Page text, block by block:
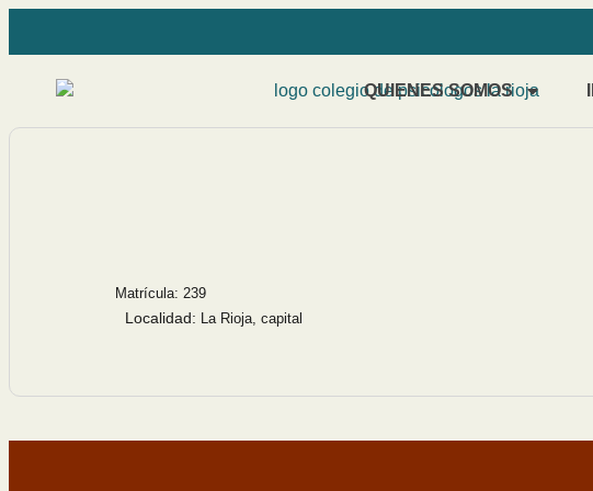
QUIENES SOMOS
Matrícula: 239
Localidad: La Rioja, capital